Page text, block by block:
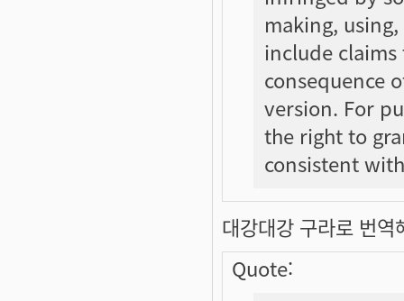
making,
include
consequence
version. For
the right to
consistent
대강대강 구라로 번
Quote: